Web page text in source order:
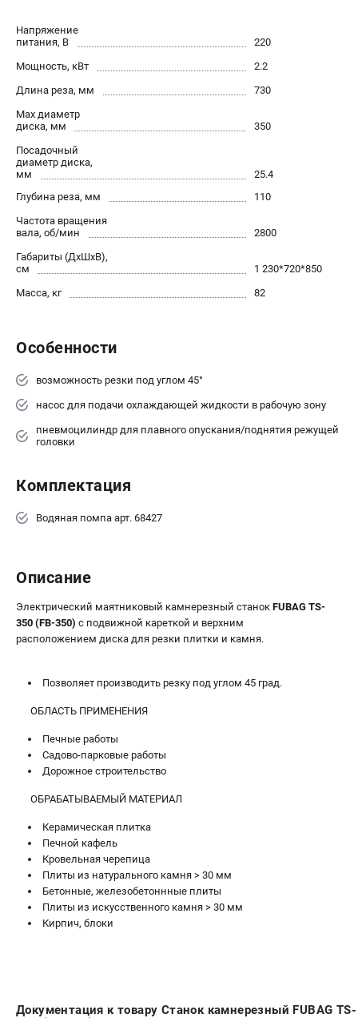
Генераторы инверторные
Генераторы сварочные
Как выбрать краскопульт?
Как выбрать мотопомпу?
Как выбрать бензопилу?
Как выбрать компрессор?
Как выбрать сварочный аппарат?
СВАРОЧНЫЕ АППАРАТЫ
Аппараты контактной сварки
Сварочные аппараты TIG
ТЕЛЕФОН (САНКТ-ПЕТЕРБУРГ)
+7 (812) 317-60-57
Информация размещённая на сайте не является публичной
проспект Александровской Фермы, 29АЛ
Режим работы колл-центра:
+7 (8112) 59-10-67
zakaz@fubagtorg.ru
Напряжение
питания, В
220
Мощность, кВт
2.2
Длина реза, мм
730
Max диаметр
диска, мм
350
Посадочный
диаметр диска,
мм
25.4
Глубина реза, мм
110
Частота вращения
вала, об/мин
2800
Габариты (ДхШхВ),
см
1 230*720*850
Масса, кг
82
Особенности
возможность резки под углом 45°
насос для подачи охлаждающей жидкости в рабочую зону
пневмоцилиндр для плавного опускания/поднятия режущей
головки
Комплектация
Водяная помпа арт. 68427
Описание
Электрический маятниковый камнерезный станок FUBAG TS-
350 (FB-350) с подвижной кареткой и верхним
расположением диска для резки плитки и камня.
Позволяет производить резку под углом 45 град.
ОБЛАСТЬ ПРИМЕНЕНИЯ
Печные работы
Садово-парковые работы
Дорожное строительство
ОБРАБАТЫВАЕМЫЙ МАТЕРИАЛ
Керамическая плитка
Печной кафель
Кровельная черепица
Плиты из натурального камня > 30 мм
Бетонные, железобетоннные плиты
Плиты из искусственного камня > 30 мм
Кирпич, блоки
Документация к товару Станок камнерезный FUBAG TS-